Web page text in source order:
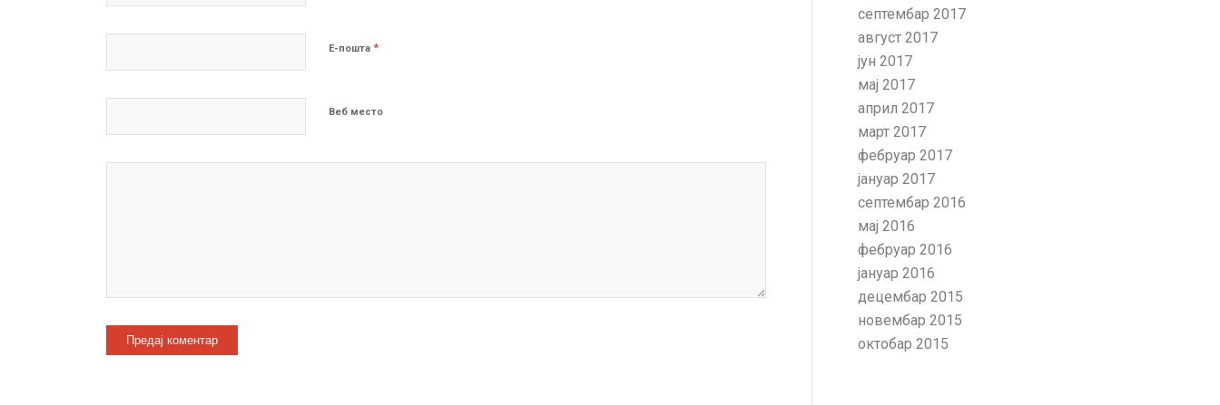
Е-пошта*
Веб место
септембар 2017
август 2017
јун 2017
мај 2017
април 2017
март 2017
фебруар 2017
јануар 2017
септембар 2016
мај 2016
фебруар 2016
јануар 2016
децембар 2015
новембар 2015
октобар 2015